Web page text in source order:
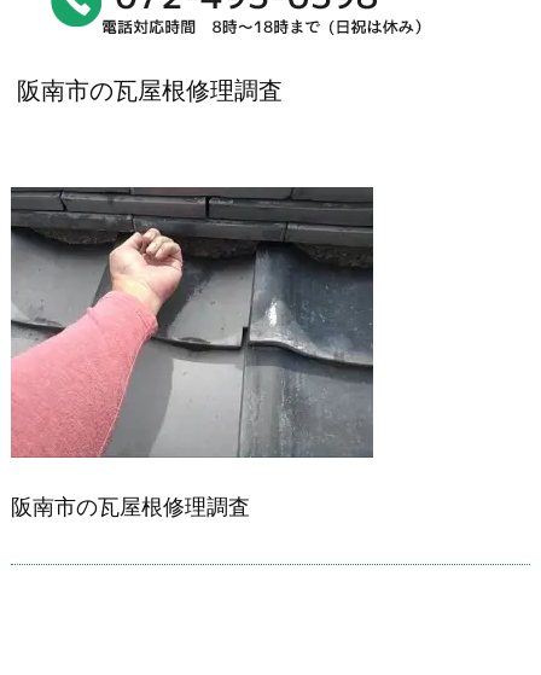
阪南市の瓦屋根修理調査
阪南市の瓦屋根修理調査